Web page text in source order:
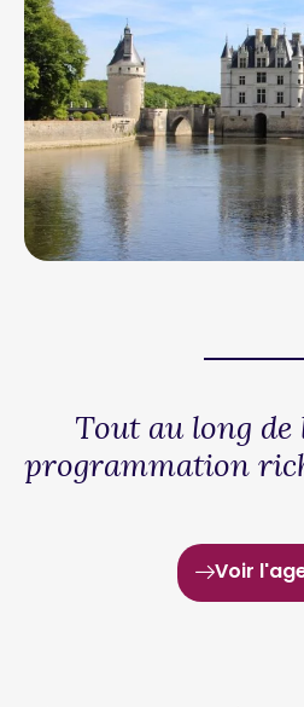
Tout au long de
programmation
Voir